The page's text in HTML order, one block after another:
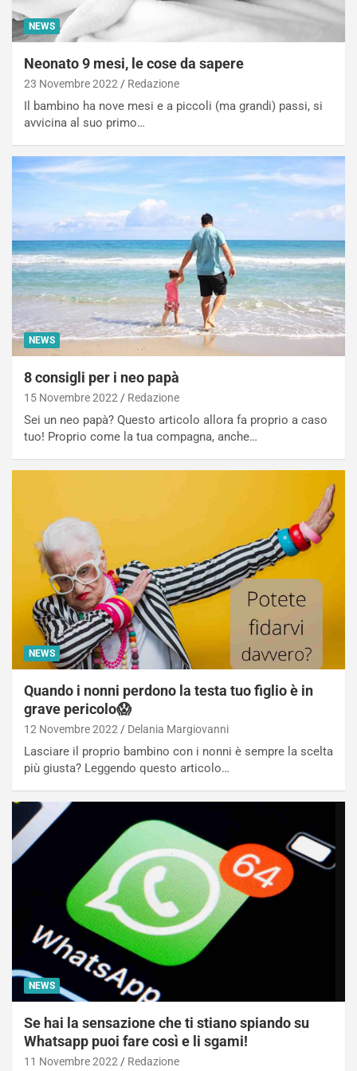
NEWS
Neonato 9 mesi, le cose da sapere
23 Novembre 2022 Redazione
Il bambino ha nove mesi e a piccoli (ma grandi) passi, si
avvicina al suo primo…
NEWS
8 consigli per i neo papà
15 Novembre 2022 Redazione
Sei un neo papà? Questo articolo allora fa proprio a caso
tuo! Proprio come la tua compagna, anche…
NEWS
Quando i nonni perdono la testa tuo figlio è in
grave pericolo😱
12 Novembre 2022 Delania Margiovanni
Lasciare il proprio bambino con i nonni è sempre la scelta
più giusta? Leggendo questo articolo…
NEWS
Se hai la sensazione che ti stiano spiando su
Whatsapp puoi fare così e li sgami!
11 Novembre 2022 Redazione